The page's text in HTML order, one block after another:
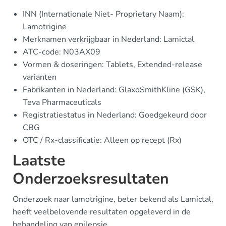
INN (Internationale Niet- Proprietary Naam):
Lamotrigine
Merknamen verkrijgbaar in Nederland: Lamictal
ATC-code: N03AX09
Vormen & doseringen: Tablets, Extended-release
varianten
Fabrikanten in Nederland: GlaxoSmithKline (GSK),
Teva Pharmaceuticals
Registratiestatus in Nederland: Goedgekeurd door
CBG
OTC / Rx-classificatie: Alleen op recept (Rx)
Laatste
Onderzoeksresultaten
Onderzoek naar lamotrigine, beter bekend als Lamictal,
heeft veelbelovende resultaten opgeleverd in de